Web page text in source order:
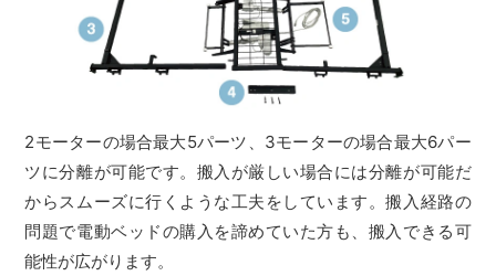
2モーターの場合最大5パーツ、3モーターの場合最大6パー
ツに分離が可能です。搬入が厳しい場合には分離が可能だ
からスムーズに行くような工夫をしています。搬入経路の
問題で電動ベッドの購入を諦めていた方も、搬入できる可
能性が広がります。